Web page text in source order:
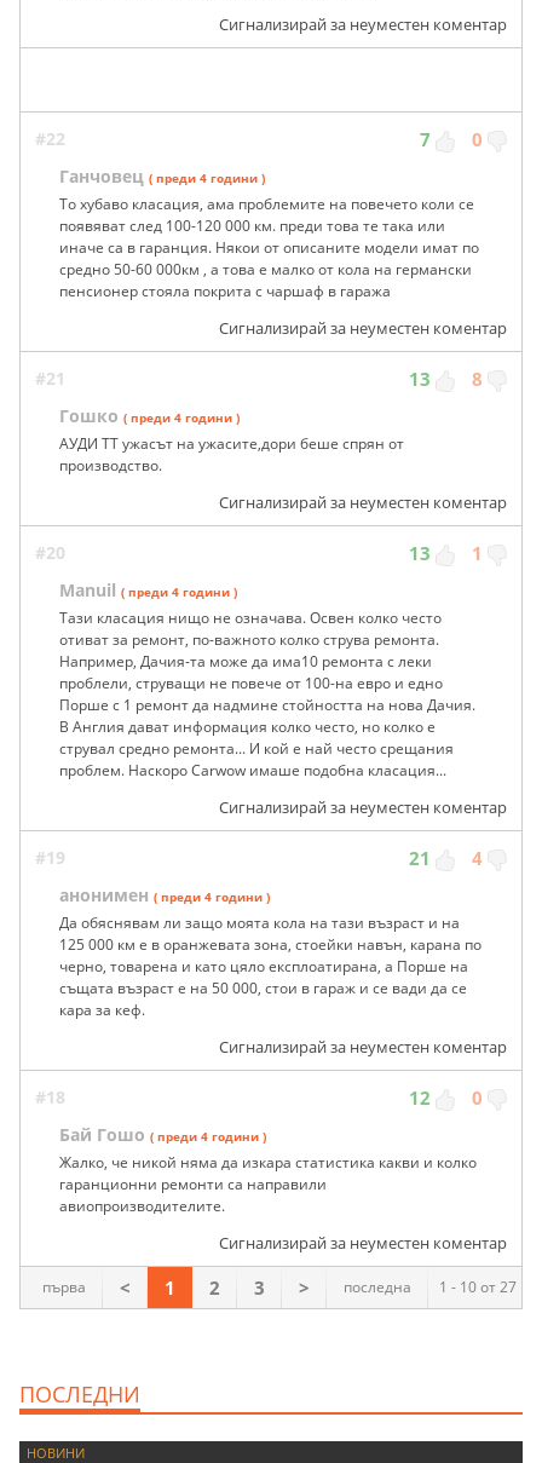
Сигнализирай за неуместен коментар
#22 7 0
Ганчовец ( преди 4 години )
То хубаво класация, ама проблемите на повечето коли се
появяват след 100-120 000 км. преди това те така или
иначе са в гаранция. Някои от описаните модели имат по
средно 50-60 000км , а това е малко от кола на германски
пенсионер стояла покрита с чаршаф в гаража
Сигнализирай за неуместен коментар
#21 13 8
Гошко ( преди 4 години )
АУДИ ТТ ужасът на ужасите,дори беше спрян от
производство.
Сигнализирай за неуместен коментар
#20 13 1
Manuil ( преди 4 години )
Тази класация нищо не означава. Освен колко често
отиват за ремонт, по-важното колко струва ремонта.
Например, Дачия-та може да има10 ремонта с леки
проблели, струващи не повече от 100-на евро и едно
Порше с 1 ремонт да надмине стойността на нова Дачия.
В Англия дават информация колко често, но колко е
струвал средно ремонта... И кой е най често срещания
проблем. Наскоро Carwow имаше подобна класация...
Сигнализирай за неуместен коментар
#19 21 4
анонимен ( преди 4 години )
Да обяснявам ли защо моята кола на тази възраст и на
125 000 км е в оранжевата зона, стоейки навън, карана по
черно, товарена и като цяло експлоатирана, а Порше на
същата възраст е на 50 000, стои в гараж и се вади да се
кара за кеф.
Сигнализирай за неуместен коментар
#18 12 0
Бай Гошо ( преди 4 години )
Жалко, че никой няма да изкара статистика какви и колко
гаранционни ремонти са направили
авиопроизводителите.
Сигнализирай за неуместен коментар
1 - 10 от 27
първа < 1 2 3 > последна
ПОСЛЕДНИ
НОВИНИ